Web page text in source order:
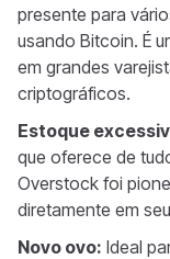
presente para
usando Bitcoin. É
em grandes
criptográficos.
Estoque
que oferece de
Overstock foi
diretamente em
Novo ovo: Ideal